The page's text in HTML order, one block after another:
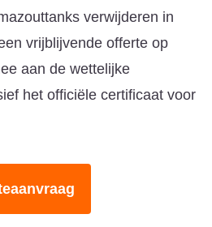
verwijderen in
vrijblijvende offerte op
aan de wettelijke
het officiële certificaat voor